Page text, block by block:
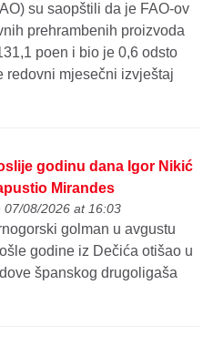
su saopštili da je FAO-ov
prehrambenih proizvoda
poen i bio je 0,6 odsto
redovni mjesečni izvještaj
godinu dana Igor Nikić
Mirandes
07/08/2026 at 16:03
golman u avgustu
godine iz Dečića otišao u
španskog drugoligaša